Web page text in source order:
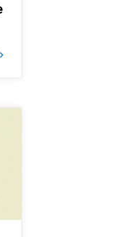
keyboard_arrow_right